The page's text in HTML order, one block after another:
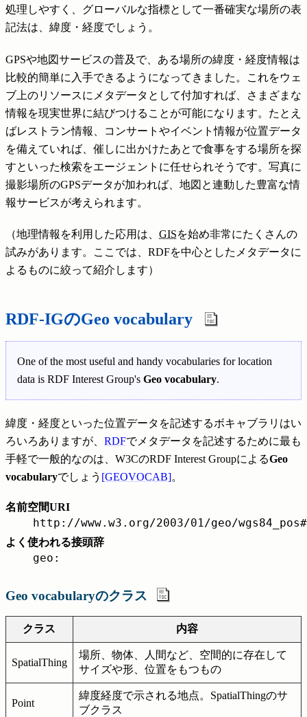
処理しやすく、グローバルな指標として一番確実な場所の表
記法は、緯度・経度でしょう。
GPSや地図サービスの普及で、ある場所の緯度・経度情報は
比較的簡単に入手できるようになってきました。これをウェ
ブ上のリソースにメタデータとして付加すれば、さまざまな
情報を現実世界に結びつけることが可能になります。たとえ
ばレストラン情報、コンサートやイベント情報が位置データ
を備えていれば、催しに出かけたあとで食事をする場所を探
すといった検索をエージェントに任せられそうです。写真に
撮影場所のGPSデータが加われば、地図と連動した豊富な情
報サービスが考えられます。
（地理情報を利用した応用は、 GISを始め非常にたくさんの
試みがあります。ここでは、RDFを中心としたメタデータに
よるものに絞って紹介します）
RDF-IGのGeo vocabulary
One of the most useful and handy vocabularies for location
data is RDF Interest Group's Geo vocabulary.
緯度・経度といった位置データを記述するボキャブラリはい
ろいろありますが、 RDFでメタデータを記述するために最も
手軽で一般的なのは、W3CのRDF Interest GroupによるGeo
vocabularyでしょう [GEOVOCAB]。
名前空間URI
http://www.w3.org/2003/01/geo/wgs84_pos#
よく使われる接頭辞
geo:
Geo vocabularyのクラス
クラス 内容
SpatialThing
場所、物体、人間など、空間的に存在して
サイズや形、位置をもつもの
Point
緯度経度で示される地点。SpatialThingのサ
ブクラス